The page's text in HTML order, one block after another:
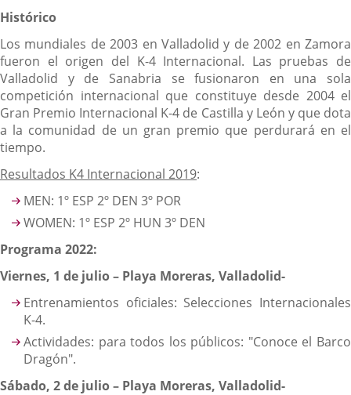
Histórico
Los mundiales de 2003 en Valladolid y de 2002 en Zamora
fueron el origen del K-4 Internacional. Las pruebas de
Valladolid y de Sanabria se fusionaron en una sola
competición internacional que constituye desde 2004 el
Gran Premio Internacional K-4 de Castilla y León y que dota
a la comunidad de un gran premio que perdurará en el
tiempo.
Resultados K4 Internacional 2019:
MEN: 1º ESP 2º DEN 3º POR
WOMEN: 1º ESP 2º HUN 3º DEN
Programa 2022:
Viernes, 1 de julio – Playa Moreras, Valladolid-
Entrenamientos oficiales: Selecciones Internacionales
K-4.
Actividades: para todos los públicos: "Conoce el Barco
Dragón".
Sábado, 2 de julio – Playa Moreras, Valladolid-